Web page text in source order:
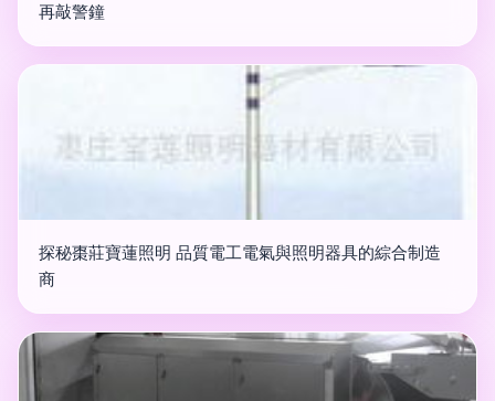
再敲警鐘
探秘棗莊寶蓮照明 品質電工電氣與照明器具的綜合制造
商